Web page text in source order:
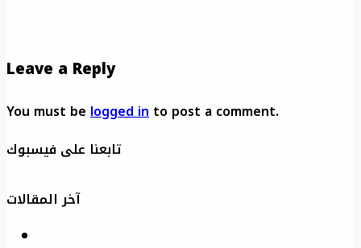
Leave a Reply
You must belogged into post a comment.
تابعنا على فيسبوك
آخر المقالات